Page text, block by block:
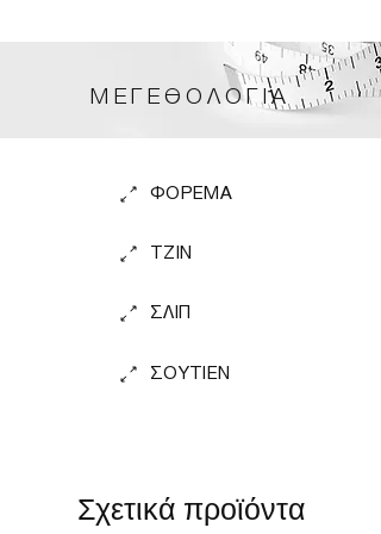
ΜΕΓΕΘΟΛΟΓΙΑ
ΦΟΡΕΜΑ
TZIN
ΣΛΙΠ
ΣΟΥΤΙΕΝ
Σχετικά προϊόντα